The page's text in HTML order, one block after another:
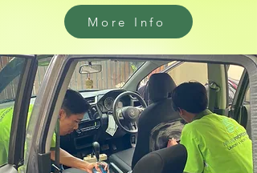
More Info